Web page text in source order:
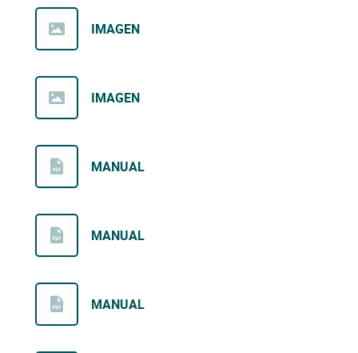
IMAGEN
IMAGEN
MANUAL
MANUAL
MANUAL